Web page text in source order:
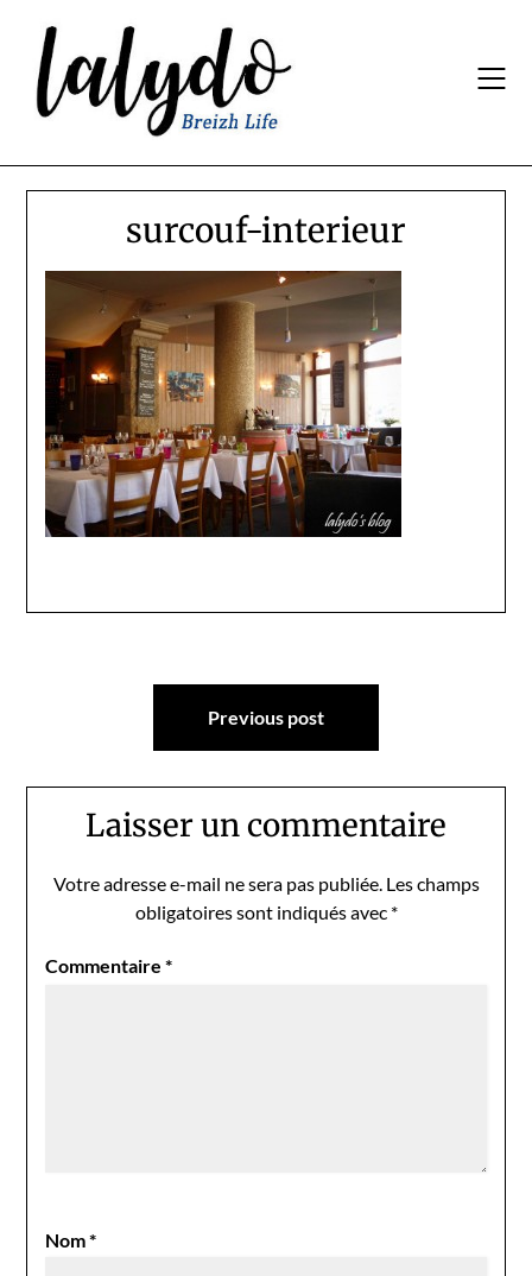
content
surcouf-interieur
Navigation
Previous post
Laisser un commentaire
Votre adresse e-mail ne sera pas publiée. Les champs
obligatoires sont indiqués avec *
Commentaire*
Nom*